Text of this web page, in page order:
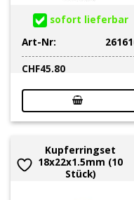
sofort lieferbar
Art-Nr:
CHF45.80
Kupferringset
18x22x1.5mm (10
Stück)